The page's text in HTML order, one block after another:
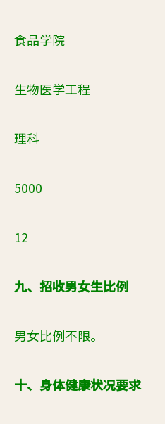
食品学院
生物医学工程
理科
5000
12
九、招收男女生比例
男女比例不限。
十、身体健康状况要求